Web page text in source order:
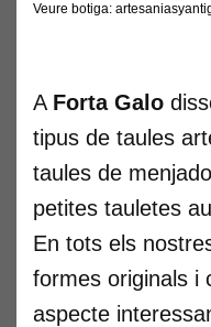
Veure botiga:
A Forta Galo
tipus de taules
taules de
petites tauletes
En tots els
formes originals i
aspecte